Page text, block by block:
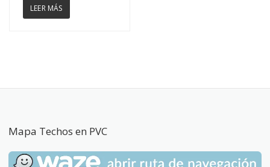
LEER MÁS
Mapa Techos en PVC